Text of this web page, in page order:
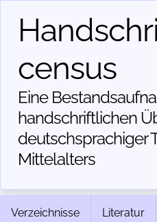
census
Eine
handschriftlichen
deutschsprachiger
Mittelalters
Verzeichnisse Literatur